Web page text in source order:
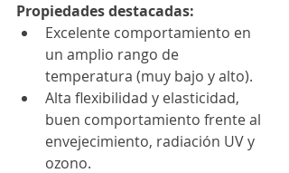
Propiedades destacadas:
Excelente comportamiento en
un amplio rango de
temperatura (muy bajo y alto).
Alta flexibilidad y elasticidad,
buen comportamiento frente al
envejecimiento, radiación UV y
ozono.